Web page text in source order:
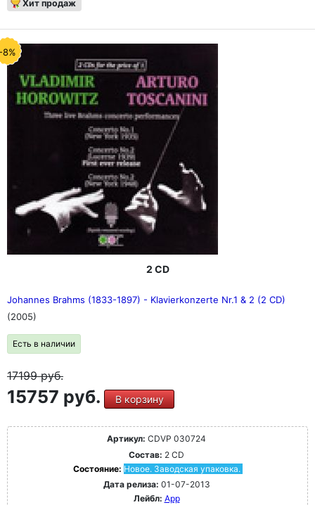
Хит продаж
8%
2 CD
Johannes Brahms (1833-1897) - Klavierkonzerte Nr.1 & 2 (2 CD)
(2005)
Есть в наличии
17199руб.
15757 руб. В корзину
Артикул: CDVP 030724
Состав: 2 CD
Состояние: Новое. Заводская упаковка.
Дата релиза: 01-07-2013
Лейбл: App